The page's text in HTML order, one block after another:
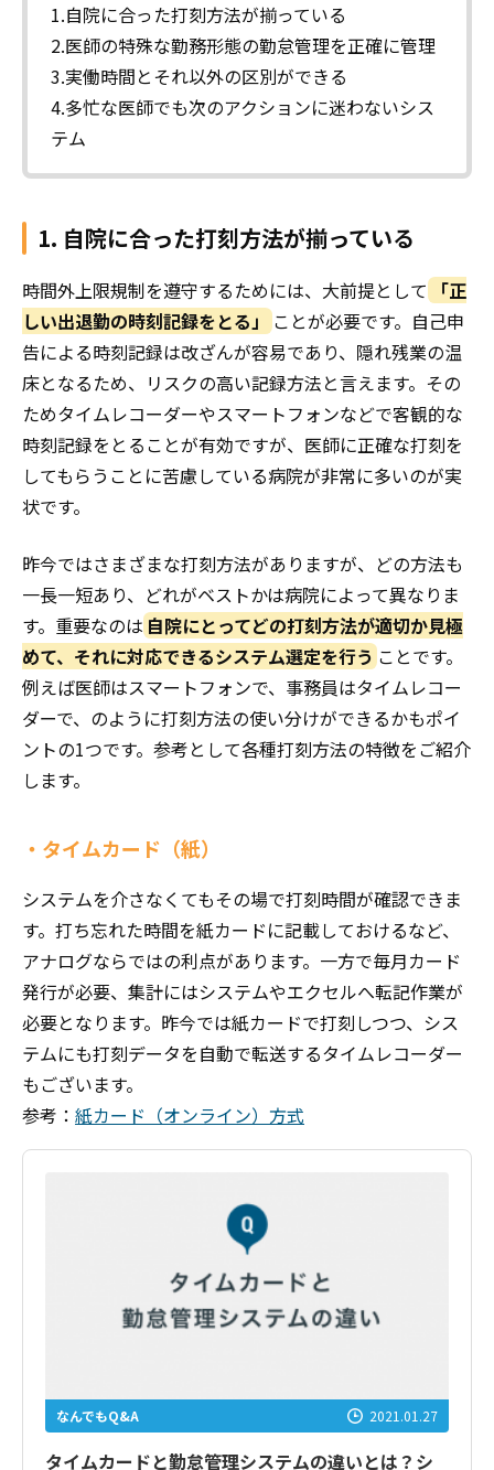
1.自院に合った打刻方法が揃っている
2.医師の特殊な勤務形態の勤怠管理を正確に管理
3.実働時間とそれ以外の区別ができる
4.多忙な医師でも次のアクションに迷わないシス
テム
1. 自院に合った打刻方法が揃っている
時間外上限規制を遵守するためには、大前提として
「正
しい出退勤の時刻記録をとる」
ことが必要です。自己申
告による時刻記録は改ざんが容易であり、隠れ残業の温
床となるため、リスクの高い記録方法と言えます。その
ためタイムレコーダーやスマートフォンなどで客観的な
時刻記録をとることが有効ですが、医師に正確な打刻を
してもらうことに苦慮している病院が非常に多いのが実
状です。
昨今ではさまざまな打刻方法がありますが、どの方法も
一長一短あり、どれがベストかは病院によって異なりま
す。重要なのは 自院にとってどの打刻方法が適切か見極
めて、それに対応できるシステム選定を行う ことです。
例えば医師はスマートフォンで、事務員はタイムレコー
ダーで、のように打刻方法の使い分けができるかもポイ
ントの1つです。参考として各種打刻方法の特徴をご紹介
します。
・タイムカード（紙）
システムを介さなくてもその場で打刻時間が確認できま
す。打ち忘れた時間を紙カードに記載しておけるなど、
アナログならではの利点があります。一方で毎月カード
発行が必要、集計にはシステムやエクセルへ転記作業が
必要となります。昨今では紙カードで打刻しつつ、シス
テムにも打刻データを自動で転送するタイムレコーダー
もございます。
参考： 紙カード（オンライン）方式
なんでもQ&A 2021.01.27
タイムカードと勤怠管理システムの違いとは？シ